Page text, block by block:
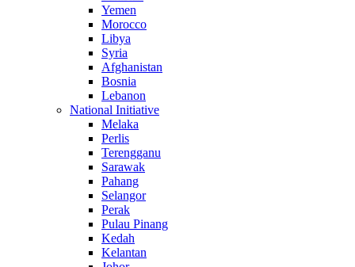
Yemen
Morocco
Libya
Syria
Afghanistan
Bosnia
Lebanon
National Initiative
Melaka
Perlis
Terengganu
Sarawak
Pahang
Selangor
Perak
Pulau Pinang
Kedah
Kelantan